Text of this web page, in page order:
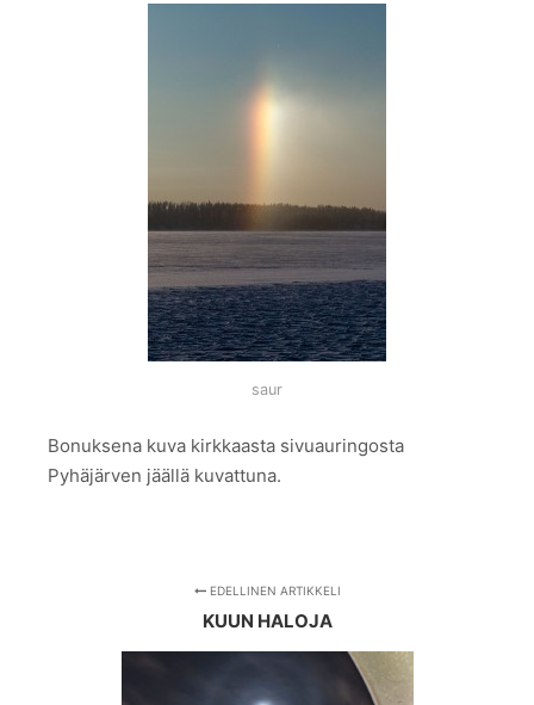
saur
Bonuksena kuva kirkkaasta sivuauringosta
Pyhäjärven jäällä kuvattuna.
EDELLINEN ARTIKKELI
KUUN HALOJA